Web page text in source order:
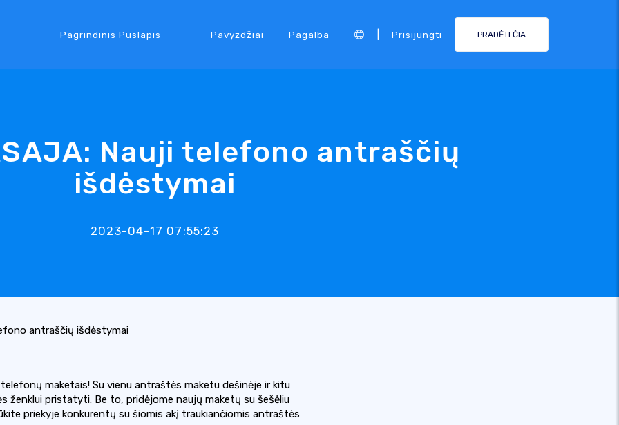
Pagrindinis Puslapis Pavyzdžiai Pagalba Prisijungti PRADĖTI ČIA
Nauji telefono antraščių
išdėstymai
2023-04-17 07:55:23
antraščių išdėstymai
maketais! Su vienu antraštės maketu dešinėje ir kitu
ženklui pristatyti. Be to, pridėjome naujų maketų su šešėliu
priekyje konkurentų su šiomis akį traukiančiomis antraštės